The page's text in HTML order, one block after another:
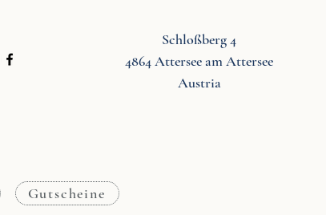
Schloßberg 4
4864 Attersee am Attersee
Austria
Gutscheine